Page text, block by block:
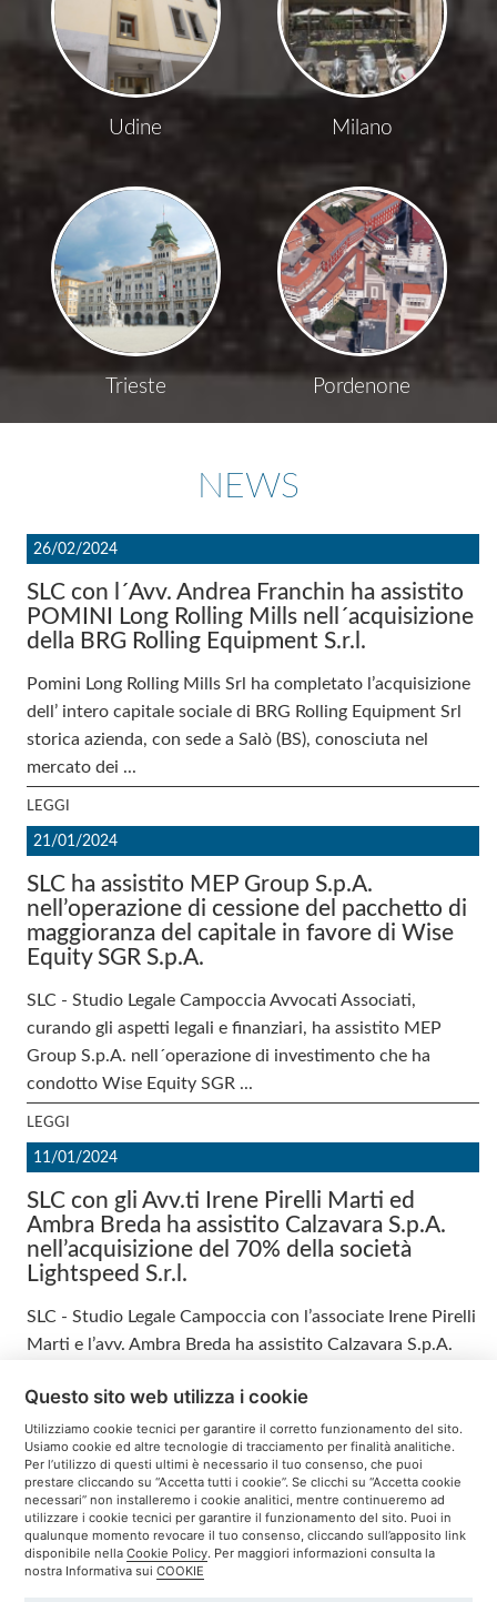
Udine Milano
Trieste Pordenone
NEWS
26/02/2024
SLC con l´Avv. Andrea Franchin ha assistito
POMINI Long Rolling Mills nell´acquisizione
della BRG Rolling Equipment S.r.l.
Pomini Long Rolling Mills Srl ha completato l’acquisizione
dell’ intero capitale sociale di BRG Rolling Equipment Srl
storica azienda, con sede a Salò (BS), conosciuta nel
mercato dei ...
LEGGI
21/01/2024
SLC ha assistito MEP Group S.p.A.
nell’operazione di cessione del pacchetto di
maggioranza del capitale in favore di Wise
Equity SGR S.p.A.
SLC - Studio Legale Campoccia Avvocati Associati,
curando gli aspetti legali e finanziari, ha assistito MEP
Group S.p.A. nell´operazione di investimento che ha
condotto Wise Equity SGR ...
LEGGI
11/01/2024
SLC con gli Avv.ti Irene Pirelli Marti ed
Ambra Breda ha assistito Calzavara S.p.A.
nell’acquisizione del 70% della società
Lightspeed S.r.l.
SLC - Studio Legale Campoccia con l’associate Irene Pirelli
Marti e l’avv. Ambra Breda ha assistito Calzavara S.p.A.
CORTE DELLE ROSE 8, 31015 CONEGLIANO (TV)
Tel: 0438 3771 | Fax: 0438 377177 | E-mail:
studio.conegliano@campoccia.it
studio.treviso@campoccia.it
P.IVA 02363130267 |Privacy Policy
Questo sito web utilizza i cookie
Utilizziamo cookie tecnici per garantire il corretto funzionamento del sito.
Usiamo cookie ed altre tecnologie di tracciamento per finalità analitiche.
Per l’utilizzo di questi ultimi è necessario il tuo consenso, che puoi
prestare cliccando su “Accetta tutti i cookie”. Se clicchi su “Accetta cookie
necessari” non installeremo i cookie analitici, mentre continueremo ad
utilizzare i cookie tecnici per garantire il funzionamento del sito. Puoi in
qualunque momento revocare il tuo consenso, cliccando sull’apposito link
disponibile nellaCookie Policy. Per maggiori informazioni consulta la
nostra Informativa suiCOOKIE